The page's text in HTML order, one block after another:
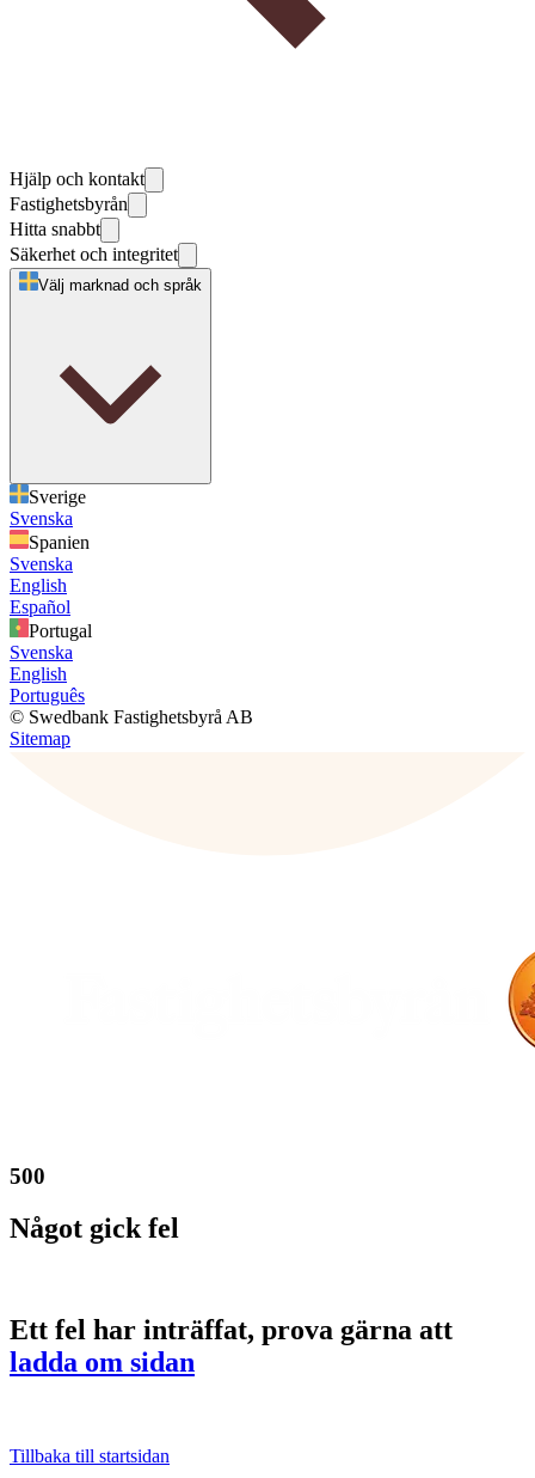
Hjälp och kontakt
Fastighetsbyrån
Hitta snabbt
Säkerhet och integritet
Välj marknad och språk
Sverige
Svenska
Spanien
Svenska
English
Español
Portugal
Svenska
English
Português
© Swedbank Fastighetsbyrå AB
Sitemap
500
Något gick fel
Ett fel har inträffat, prova gärna att
ladda om sidan
Tillbaka till startsidan